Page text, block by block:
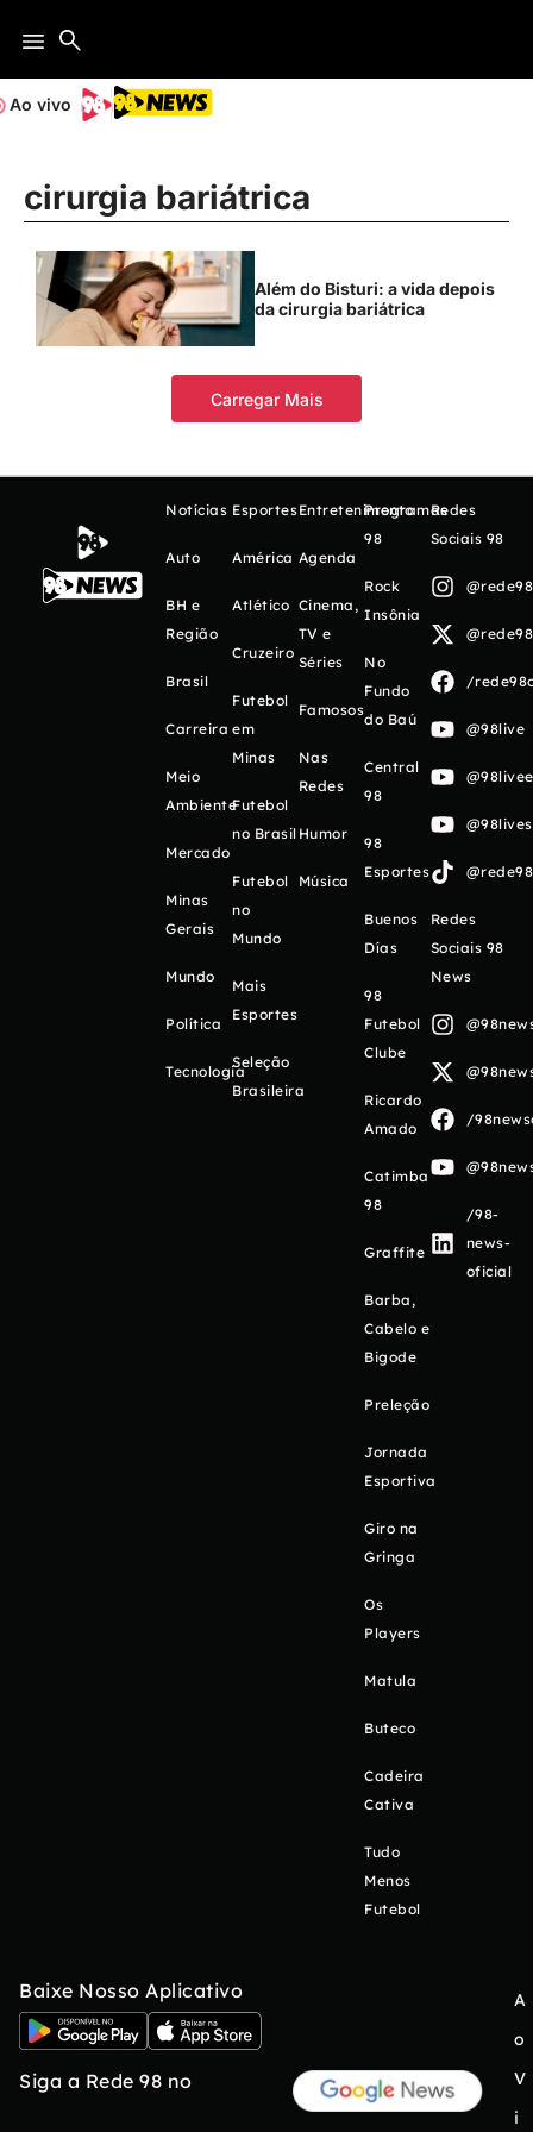
Ao vivo
cirurgia bariátrica
Além do Bisturi: a vida depois
da cirurgia bariátrica
Carregar Mais
Notícias
Auto
BH e
Região
Brasil
Carreira
Meio
Ambiente
Mercado
Minas
Gerais
Mundo
Política
Tecnologia
Esportes
América
Atlético
Cruzeiro
Futebol
em
Minas
Futebol
no Brasil
Futebol
no
Mundo
Mais
Esportes
Seleção
Brasileira
Entretenimento
Agenda
Cinema,
TV e
Séries
Famosos
Nas
Redes
Humor
Música
Programas
98
Rock
Insônia
No
Fundo
do Baú
Central
98
98
Esportes
Buenos
Días
98
Futebol
Clube
Ricardo
Amado
Catimba
98
Graffite
Barba,
Cabelo e
Bigode
Preleção
Jornada
Esportiva
Giro na
Gringa
Os
Players
Matula
Buteco
Cadeira
Cativa
Tudo
Menos
Futebol
Redes
Sociais 98
/
@98live
Redes
Sociais 98
News
/
/98-
news-
oficial
Baixe Nosso Aplicativo
Siga a Rede 98 no
A
o
V
i